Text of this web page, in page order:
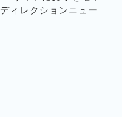
ィレクションニュー